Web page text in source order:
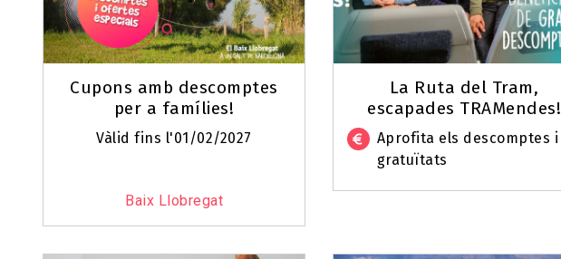
Cupons amb descomptes
per a famílies!
Vàlid fins l'01/02/2027
Baix Llobregat
La Ruta del Tram,
escapades TRAMendes!
Aprofita els descomptes i
gratuïtats